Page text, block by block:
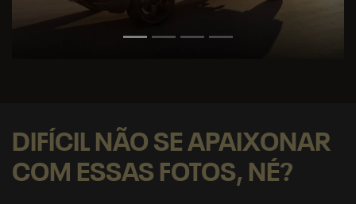
DIFÍCIL NÃO SE APAIXONAR
COM ESSAS FOTOS, NÉ?